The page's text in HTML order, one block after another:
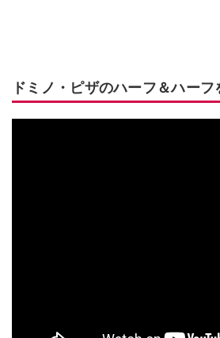
ドミノ・ピザのハーフ＆ハーフ